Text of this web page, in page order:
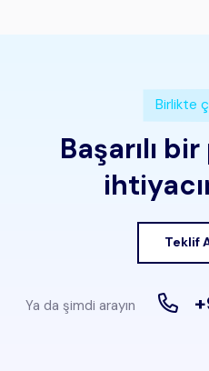
Birlikte
Başarılı
Teklif
Ya da şimdi arayın